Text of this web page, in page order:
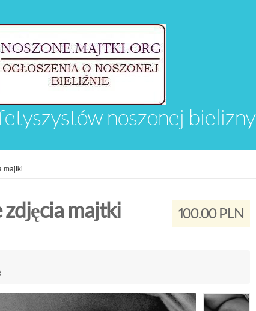
noszonej bielizny
majtki
100.00 PLN
zdjęcia majtki